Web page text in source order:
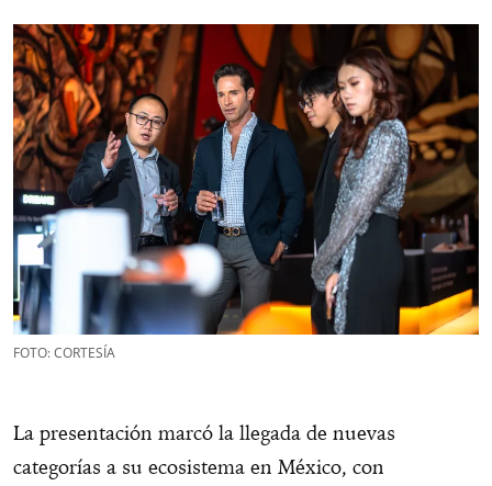
FOTO: CORTESÍA
La presentación marcó la llegada de nuevas
categorías a su ecosistema en México, con